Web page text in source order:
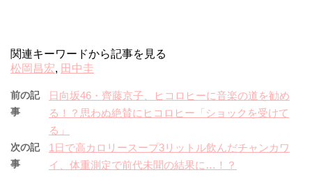
関連キーワードから記事を見る
松岡昌宏, 田中圭
前の記
事
日向坂46・齊藤京子、ヒコロヒーに音楽の道を勧め
る！？思わぬ絶賛にヒコロヒー「ショックを受けて
る」
次の記
事
1日で高カロリースープ3リットル飲んだチャンカワ
イ、体重測定で前代未聞の結果に…！？